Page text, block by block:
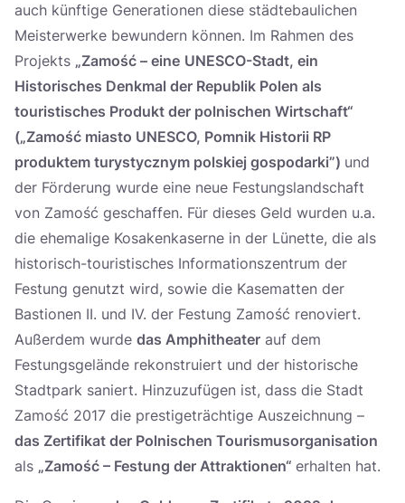
auch künftige Generationen diese städtebaulichen
Meisterwerke bewundern können. Im Rahmen des
Projekts „Zamość – eine UNESCO-Stadt, ein
Historisches Denkmal der Republik Polen als
touristisches Produkt der polnischen Wirtschaft“
(„Zamość miasto UNESCO, Pomnik Historii RP
produktem turystycznym polskiej gospodarki”) und
der Förderung wurde eine neue Festungslandschaft
von Zamość geschaffen. Für dieses Geld wurden u.a.
die ehemalige Kosakenkaserne in der Lünette, die als
historisch-touristisches Informationszentrum der
Festung genutzt wird, sowie die Kasematten der
Bastionen II. und IV. der Festung Zamość renoviert.
Außerdem wurde das Amphitheater auf dem
Festungsgelände rekonstruiert und der historische
Stadtpark saniert. Hinzuzufügen ist, dass die Stadt
Zamość 2017 die prestigeträchtige Auszeichnung –
das Zertifikat der Polnischen Tourismusorganisation
als „Zamość – Festung der Attraktionen“ erhalten hat.